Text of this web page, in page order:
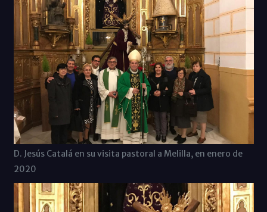
D. Jesús Catalá en su visita pastoral a Melilla, en enero de
2020